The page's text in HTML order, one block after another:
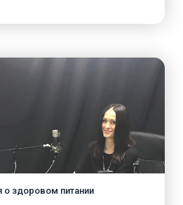
о здоровом питании